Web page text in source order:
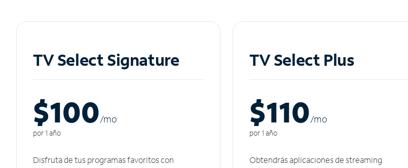
TV Select Signature
$100/mo
por 1 año
Disfruta de tus programas favoritos con
TV Select Plus
$110/mo
por 1 año
Obtendrás aplicaciones de streaming